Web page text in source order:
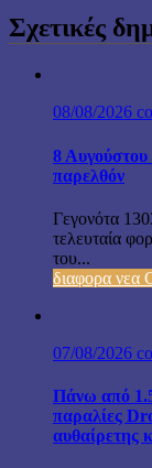
Σχετικές
08/08/2026
8 Αυγούστου
παρελθόν
Γεγονότα
τελευταία
του...
διαφορα νεα
07/08/2026
Πάνω από
παραλίες
αυθαίρετης